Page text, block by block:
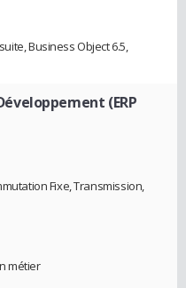
Business Object 6.5,
(ERP
Fixe, Transmission,
métier